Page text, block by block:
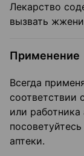
Лекарство
вызвать
Применение
Всегда
соответствии
или
аптеки.